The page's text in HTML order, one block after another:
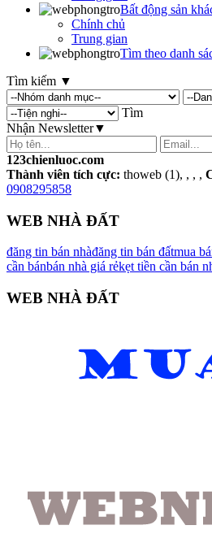
Bất động sản
Chính chủ
Trung gian
Tìm theo danh
Tìm kiếm ▼
Tìm
Nhận Newsletter▼
123chienluoc.com
Thành viên tích cực: thoweb (1), , , ,
0908295858
WEB NHÀ ĐẤT
đăng tin bán nhàđăng tin bán đấtmua
cần bánbán nhà giá rẻkẹt tiền cần bán
WEB NHÀ ĐẤT